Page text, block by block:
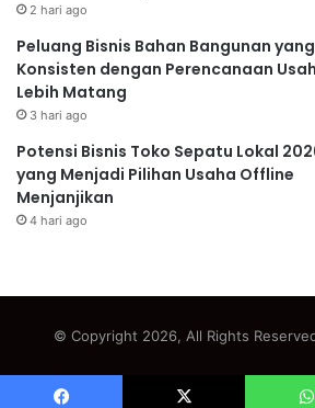
2 hari ago
Peluang Bisnis Bahan Bangunan yang
Konsisten dengan Perencanaan
Lebih Matang
3 hari ago
Potensi Bisnis Toko Sepatu Lokal
yang Menjadi Pilihan Usaha Offline
Menjanjikan
4 hari ago
© Copyright 2026, All Rights